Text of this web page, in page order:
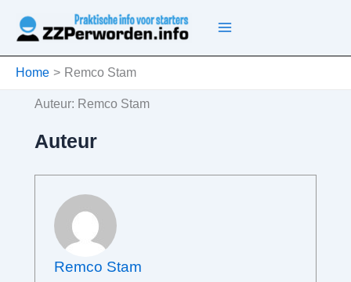
naar
inhoud
Home Remco Stam
Auteur: Remco Stam
Auteur
Remco Stam